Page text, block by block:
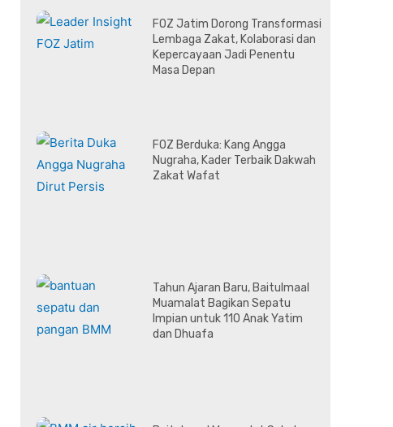
FOZ Jatim Dorong Transformasi
Lembaga Zakat, Kolaborasi dan
Kepercayaan Jadi Penentu
Masa Depan
FOZ Berduka: Kang Angga
Nugraha, Kader Terbaik Dakwah
Zakat Wafat
Tahun Ajaran Baru, Baitulmaal
Muamalat Bagikan Sepatu
Impian untuk 110 Anak Yatim
dan Dhuafa